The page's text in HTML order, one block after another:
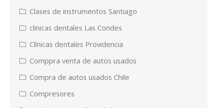
Clases de instrumentos Santiago
clinicas dentales Las Condes
Clínicas dentales Providencia
Comppra venta de autos usados
Compra de autos usados Chile
Compresores